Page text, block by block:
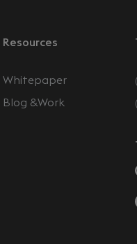
Resources
Whitepaper
Blog &Work